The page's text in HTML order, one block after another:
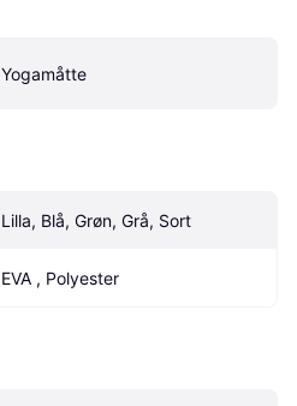
Yogamåtte
Lilla, Blå, Grøn, Grå, Sort
EVA , Polyester